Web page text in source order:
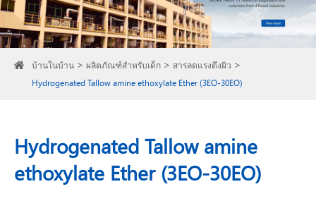
บ้านในบ้าน ผลิตภัณฑ์สำหรับเด็ก
สารลดแรงตึงผิว
Hydrogenated Tallow amine ethoxylate Ether (3EO-30EO)
Hydrogenated Tallow amine
ethoxylate Ether (3EO-30EO)